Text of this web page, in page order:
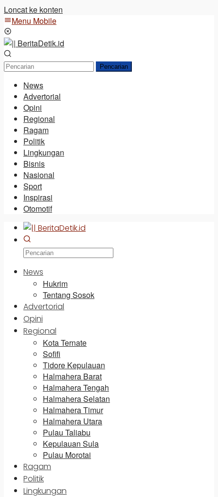
Loncat ke konten
Menu Mobile
Pencarian
News
Advertorial
Opini
Regional
Ragam
Politik
Lingkungan
Bisnis
Nasional
Sport
Inspirasi
Otomotif
News
Hukrim
Tentang Sosok
Advertorial
Opini
Regional
Kota Ternate
Sofifi
Tidore Kepulauan
Halmahera Barat
Halmahera Tengah
Halmahera Selatan
Halmahera Timur
Halmahera Utara
Pulau Taliabu
Kepulauan Sula
Pulau Morotai
Ragam
Politik
Lingkungan